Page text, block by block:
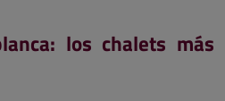
los chalets más